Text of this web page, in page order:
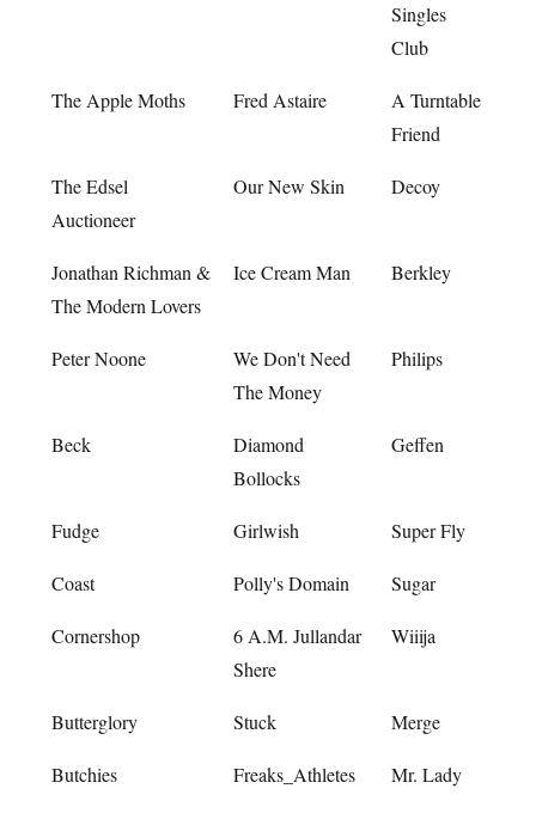
Singles
Club
The Apple Moths Fred Astaire
A Turntable
Friend
The Edsel
Auctioneer
Our New Skin Decoy
Jonathan Richman &
The Modern Lovers
Ice Cream Man Berkley
Peter Noone
We Don't Need
The Money
Philips
Beck
Diamond
Bollocks
Geffen
Fudge Girlwish Super Fly
Coast Polly's Domain Sugar
Cornershop
6 A.M. Jullandar
Shere
Wiiija
Butterglory Stuck Merge
Butchies Freaks_Athletes Mr. Lady